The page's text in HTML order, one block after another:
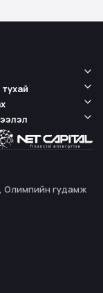
Олимпийн гудамж